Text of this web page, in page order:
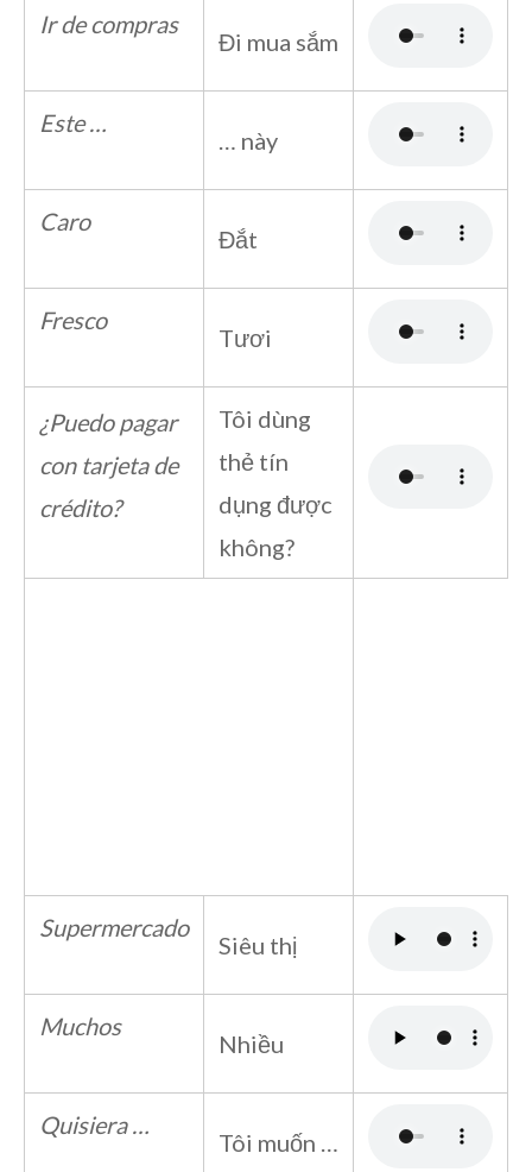
Ir de compras
Đi mua sắm
Este …
… này
Caro
Đắt
Fresco
Tươi
¿Puedo pagar
con tarjeta de
crédito?
Tôi dùng
thẻ tín
dụng được
không?
Supermercado
Siêu thị
Muchos
Nhiều
Quisiera …
Tôi muốn …